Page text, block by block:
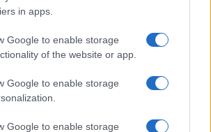
in apps.
Google to enable storage
of the website or app.
Google to enable storage
Google to enable storage
di Hailey Bieber: il trend estivo
2026